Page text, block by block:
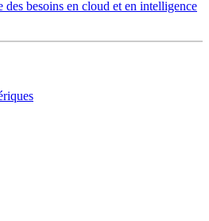
des besoins en cloud et en intelligence